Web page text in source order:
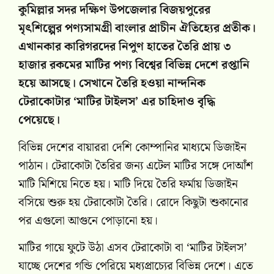
কুমিল্লার সদর দক্ষিণ উপজেলার বিজয়পুরের
মৃৎশিল্পের পণ্যসামগ্রী বাংলার প্রাচীন ঐতিহ্যের প্রতীক।
এখানকার কারিগরদের নিপুণ হাতের তৈরি প্রায় ৩
হাজার রকমের মাটির পণ্য বিশ্বের বিভিন্ন দেশে রপ্তানি
হয়ে আসছে। সেখানে তৈরি হওয়া নান্দনিক
টেরাকোটার ‘মাটির টাইলস’ এর চাহিদাও বৃদ্ধি
পেয়েছে।
বিভিন্ন দেশের বায়াররা দেশি কোম্পানির মাধ্যমে ডিজাইন
পাঠান। টেরাকোটা তৈরির জন্য এটেল মাটির সঙ্গে দোআঁশ
মাটি মিশিয়ে নিতে হয়। মাটি দিয়ে তৈরি ফর্মায় ডিজাইন
বসিয়ে শুরু হয় টেরাকোটা তৈরি। রোদে কিছুটা শুকানোর
পর এগুলো আগুনে পোড়ানো হয়।
মাটির গায়ে ফুটে উঠা এসব টেরাকোটা বা ‘মাটির টাইলস’
যাচ্ছে দেশের গন্ডি পেরিয়ে মধ্যপ্রাচ্যের বিভিন্ন দেশে। এতে